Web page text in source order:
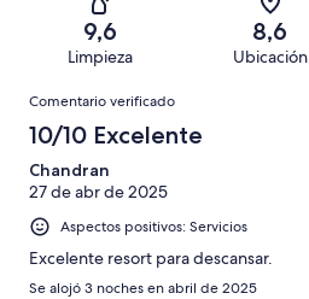
puntuación
puntuación
Bueno
puntuación
Normal
una
puntuación
Mediocre
1017
una
puntuación
de
Horrible
9,6
Limpieza
8,6
Ubicación
Comentarios
Comentario verificado
10/10 Excelente
Chandran
27 de abr de 2025
Aspectos positivos: Servicios
Excelente resort para descansar.
Se alojó 3 noches en abril de 2025